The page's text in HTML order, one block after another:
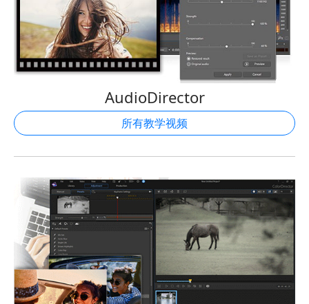
AudioDirector
所有教学视频